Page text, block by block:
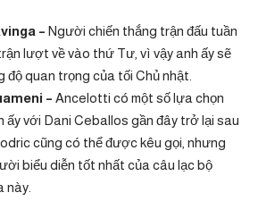
– Người chiến thắng trận đấu tuần
lượt về vào thứ Tư, vì vậy anh ấy sẽ
độ quan trọng của tối Chủ nhật.
– Ancelotti có một số lựa chọn
ấy với Dani Ceballos gần đây trở lại sau
cũng có thể được kêu gọi, nhưng
biểu diễn tốt nhất của câu lạc bộ
này.